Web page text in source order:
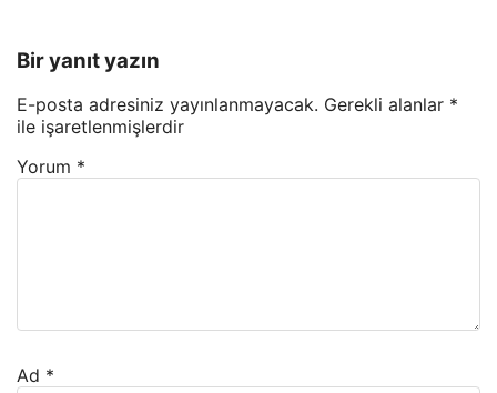
Bir yanıt yazın
E-posta adresiniz yayınlanmayacak. Gerekli alanlar *
ile işaretlenmişlerdir
Yorum *
Ad *